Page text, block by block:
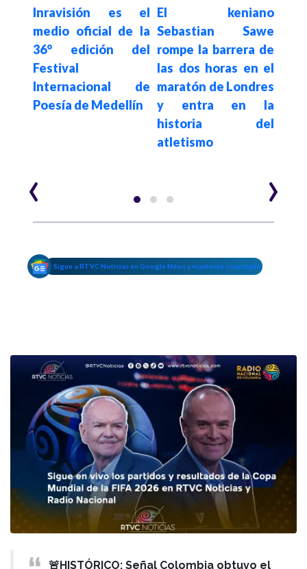
Inravisión es el
medio oficial de la
36° edición del
Festival
Internacional de
Poesía de Medellín
El keniano
Sebastian Sawe
rompe la barrera de
las dos horas en el
maratón de Londres
y entra en la
historia del
atletismo
‹ ›
Sigue a RTVC Noticias en Google News y mantente conectado
🚨HISTÓRICO: Señal Colombia obtuvo el